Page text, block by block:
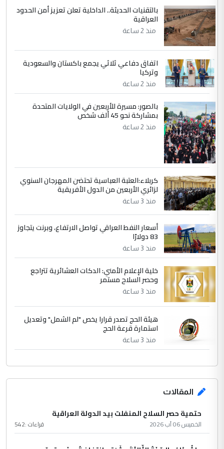
4 سردار
التعليق : واحد من عصابة علي ماما يسقط
جنسية الرافد الثالث للعراق ومن اصول عريقة
الموضوع :
الجواهري يرد على صدام حسين سل
مضجعيك يابن الزنا (نص كامل)
5 سردار
التعليق : واحد من عصابة علي ماما يسقط
جنسية الرافد الثالث للعراق ومن اصول عريقة
ابا فرات ...
الموضوع :الجواهري يرد على صدام حسين سل
مضجعيك يابن الزنا (نص كامل)
بالتقنيات الحديثة.. الداخلية تعلن تعزيز أمن الحدود
العراقية
منذ 2 ساعة
اتفاق دفاعي ثلاثي يجمع باكستان والسعودية
وتركيا
منذ 2 ساعة
بالصور: مسيرة للأربعين في الولايات المتحدة
بمشاركة نحو 45 ألف شخص
منذ 2 ساعة
كربلاء:العتبة العباسية تحتضن المهرجان السنوي
لزائري الأربعين من الدول الأفريقية
منذ 3 ساعة
أسعار النفط العراقي تواصل الارتفاع، وبرنت يتجاوز
83 دولارًا
منذ 3 ساعة
خلية الإعلام الأمني: الدكات العشائرية تتراجع
وحصر السلاح مستمر
منذ 3 ساعة
هيئة الحج تصدر قرارا يخص "لم الشمل" وتعديل
استمارة قرعة الحج
منذ 3 ساعة
المقالات
حتمية حصر السلاح المنفلت بيد الدولة العراقية
الخميس 06 آب 2026 قراءات :542